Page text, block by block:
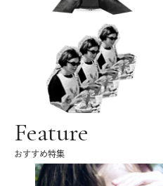
Feature
おすすめ特集